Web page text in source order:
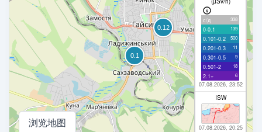
с/д 338
0-0.1 139
0.101-0.2 500
0.201-0.3 11
0.301-0.5 9
0.501-2 18
2.1+ 6
07.08.2026, 23:52
ISW
07.08.2026, 20:25
浏览地图